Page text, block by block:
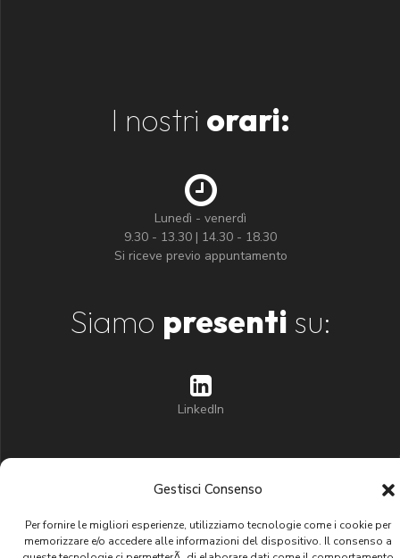
Gestisci Consenso
Per fornire le migliori esperienze, utilizziamo tecnologie come i cookie per
memorizzare e/o accedere alle informazioni del dispositivo. Il consenso a
I nostri orari:
Lunedì - venerdì
9.30 - 13.30 | 14.30 - 18.30
Si riceve previo appuntamento
Siamo presenti su:
LinkedIn
Siamopartnerdi: